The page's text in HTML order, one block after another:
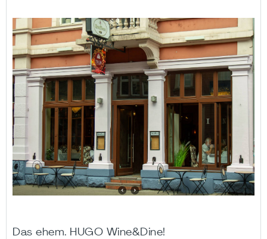
Das ehem. HUGO Wine&Dine!